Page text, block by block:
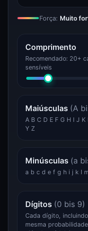
Força: Muito
Comprimento
Recomendado: 20+
sensíveis
Maiúsculas (A
A B C D E F G H I J
Y Z
Minúsculas (a
a b c d e f g h i j k l
Dígitos (0 bis 9)
Cada dígito,
mesma